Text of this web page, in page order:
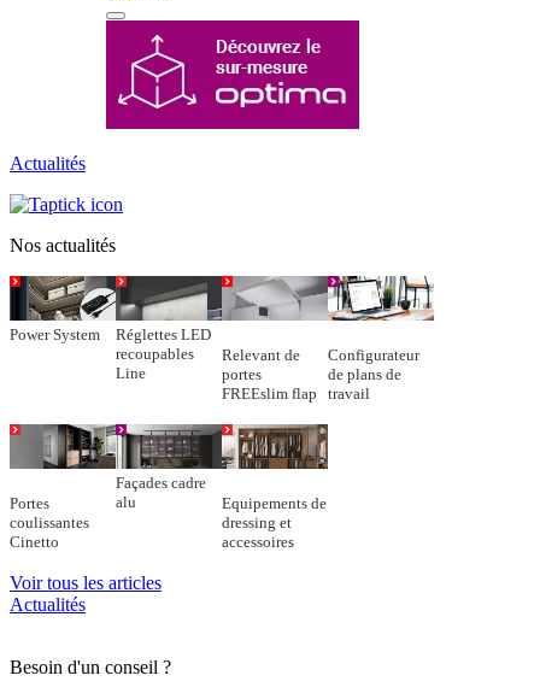
Actualités
Nos actualités
Power System
Réglettes LED
recoupables
Line
Relevant de
portes
FREEslim flap
Configurateur
de plans de
travail
Portes
coulissantes
Cinetto
Façades cadre
alu
Equipements de
dressing et
accessoires
Voir tous les articles
Actualités
Besoin d'un conseil ?